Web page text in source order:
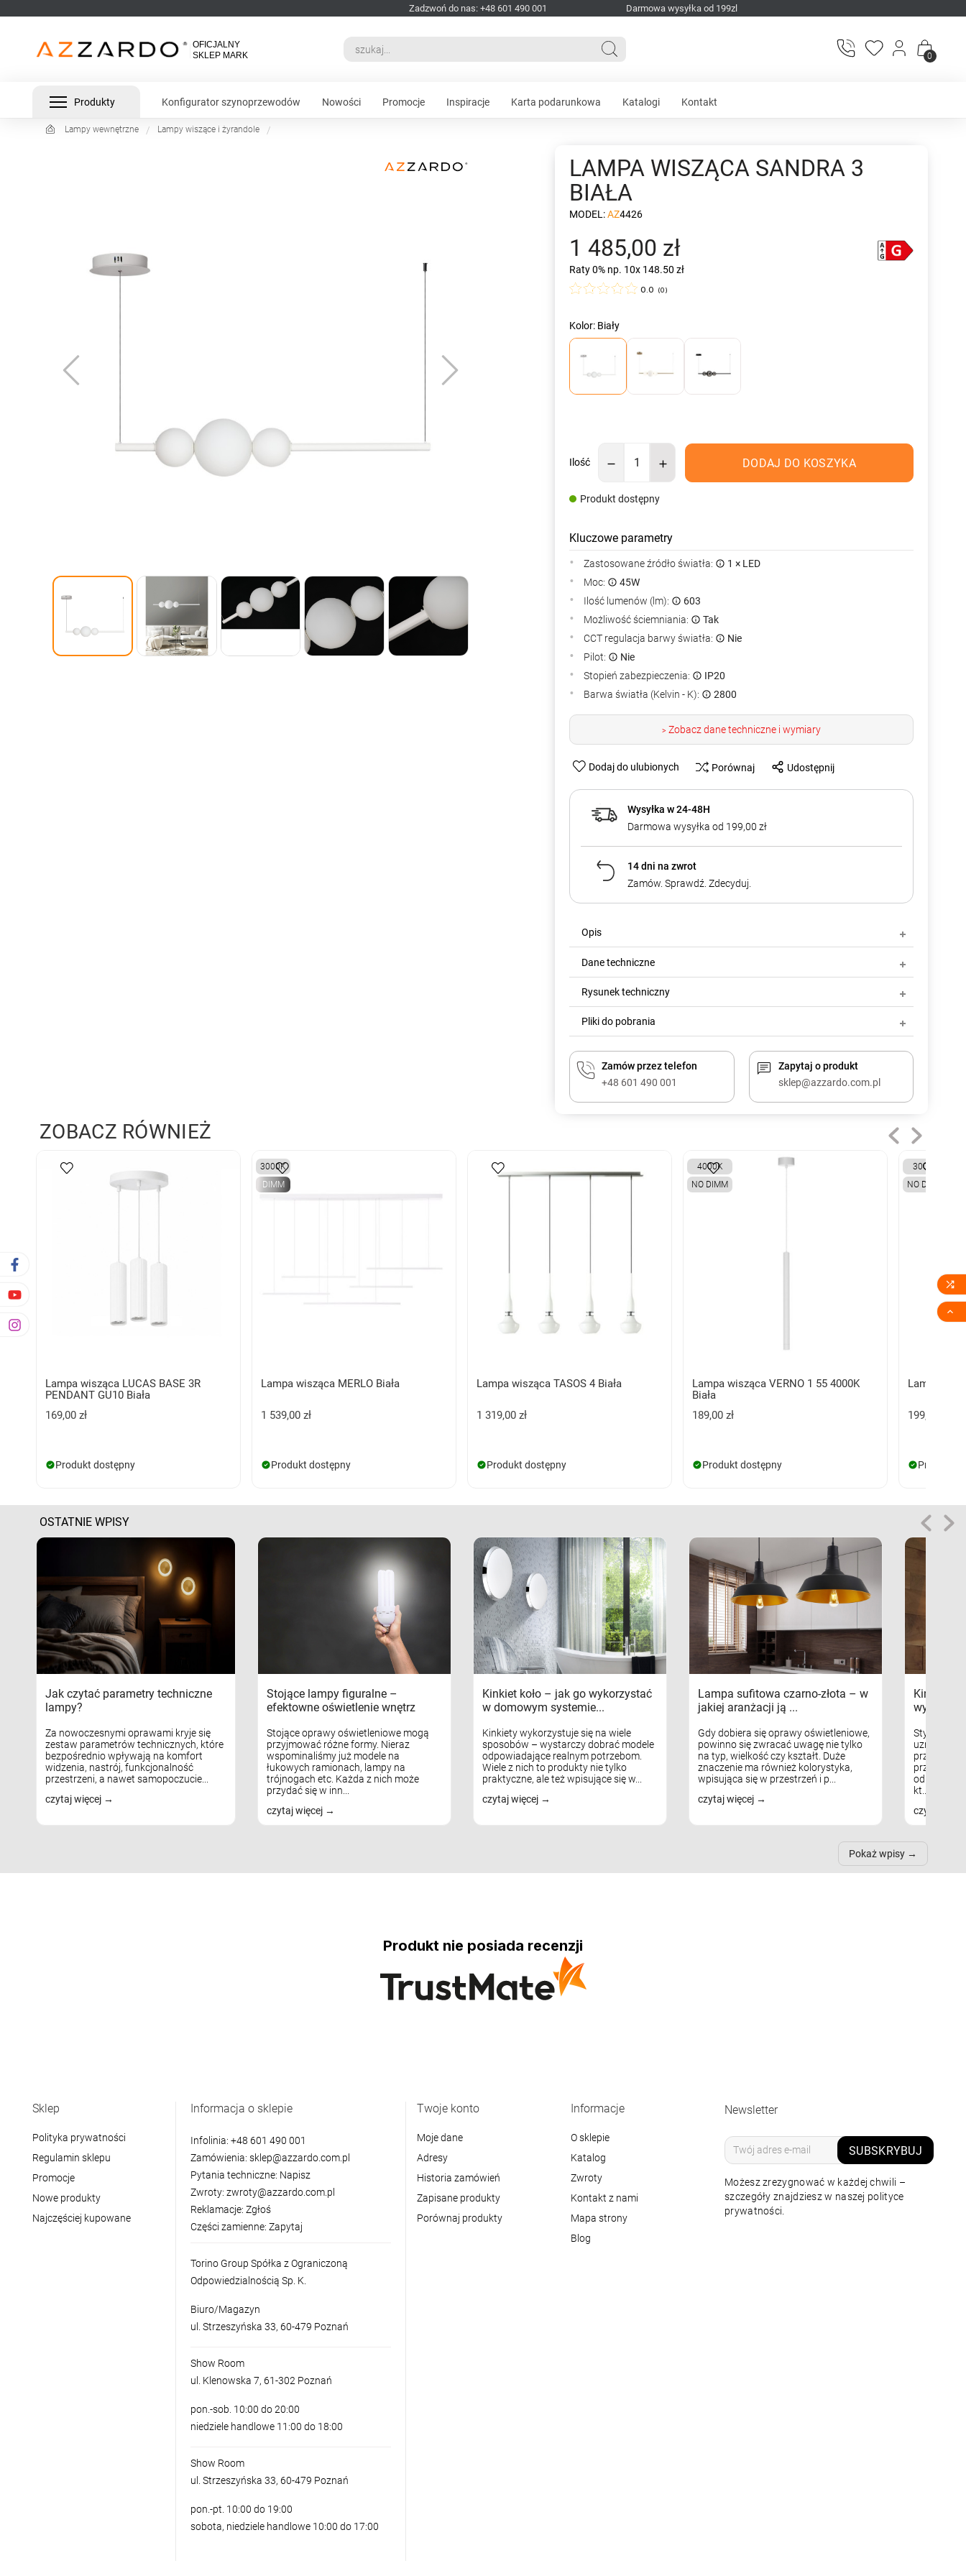
Zadzwoń do nas: +48 601 490 001 Darmowa wysyłka od 199zl
0
Produkty Konfigurator szynoprzewodów Nowości Promocje Inspiracje Karta podarunkowa Katalogi Kontakt
Lampy wewnętrzne Lampy wiszące i żyrandole
LAMPA WISZĄCA SANDRA 3
BIAŁA
MODEL:AZ4426
1 485,00 zł
Raty 0% np. 10x 148.50 zł
0.0 (0)
Kolor: Biały
Ilość DODAJ DO KOSZYKA
Produkt dostępny
Kluczowe parametry
Zastosowane źródło światła:
1 × LED
Moc:
45W
Ilość lumenów (lm):
603
Możliwość ściemniania:
Tak
CCT regulacja barwy światła:
Nie
Pilot:
Nie
Stopień zabezpieczenia:
IP20
Barwa światła (Kelvin - K):
2800
> Zobacz dane techniczne i wymiary
Dodaj do ulubionych Porównaj Udostępnij
Wysyłka w 24-48H
Darmowa wysyłka od 199,00 zł
14 dni na zwrot
Zamów. Sprawdź. Zdecyduj.
Opis
Dane techniczne
Rysunek techniczny
Pliki do pobrania
Zamów przez telefon
+48 601 490 001
Zapytaj o produkt
sklep@azzardo.com.pl
ZOBACZ RÓWNIEŻ
Lampa wisząca LUCAS BASE 3R
PENDANT GU10 Biała
169,00 zł
Produkt dostępny
3000K
DIMM
Lampa wisząca MERLO Biała
1 539,00 zł
Produkt dostępny
Lampa wisząca TASOS 4 Biała
1 319,00 zł
Produkt dostępny
4000K
NO DIMM
Lampa wisząca VERNO 1 55 4000K
Biała
189,00 zł
Produkt dostępny
3000K
NO DIMM
Lampa
199,00 zł
Produkt
OSTATNIE WPISY
Jak czytać parametry techniczne
lampy?
Za nowoczesnymi oprawami kryje się
zestaw parametrów technicznych, które
bezpośrednio wpływają na komfort
widzenia, nastrój, funkcjonalność
przestrzeni, a nawet samopoczucie...
czytaj więcej
Stojące lampy figuralne –
efektowne oświetlenie wnętrz
Stojące oprawy oświetleniowe mogą
przyjmować różne formy. Nieraz
wspominaliśmy już modele na
łukowych ramionach, lampy na
trójnogach etc. Każda z nich może
przydać się w inn...
czytaj więcej
Kinkiet koło – jak go wykorzystać
w domowym systemie...
Kinkiety wykorzystuje się na wiele
sposobów – wystarczy dobrać modele
odpowiadające realnym potrzebom.
Wiele z nich to produkty nie tylko
praktyczne, ale też wpisujące się w...
czytaj więcej
Lampa sufitowa czarno-złota – w
jakiej aranżacji ją ...
Gdy dobiera się oprawy oświetleniowe,
powinno się zwracać uwagę nie tylko
na typ, wielkość czy kształt. Duże
znaczenie ma również kolorystyka,
wpisująca się w przestrzeń i p...
czytaj więcej
Kinkiety
Styl
uznaniem
kt...
czytaj
Pokaż wpisy
Produkt nie posiada recenzji
Sklep
Polityka prywatności
Regulamin sklepu
Promocje
Nowe produkty
Najczęściej kupowane
Informacja o sklepie
Infolinia: +48 601 490 001
Zamówienia: sklep@azzardo.com.pl
Pytania techniczne: Napisz
Zwroty: zwroty@azzardo.com.pl
Reklamacje: Zgłoś
Części zamienne: Zapytaj
Torino Group Spółka z Ograniczoną
Odpowiedzialnością Sp. K.
Biuro/Magazyn
ul. Strzeszyńska 33, 60-479 Poznań
Show Room
ul. Klenowska 7, 61-302 Poznań
pon.-sob. 10:00 do 20:00
niedziele handlowe 11:00 do 18:00
Show Room
ul. Strzeszyńska 33, 60-479 Poznań
pon.-pt. 10:00 do 19:00
sobota, niedziele handlowe 10:00 do 17:00
Twoje konto
Moje dane
Adresy
Historia zamówień
Zapisane produkty
Porównaj produkty
Informacje
O sklepie
Katalog
Zwroty
Kontakt z nami
Mapa strony
Blog
Newsletter
SUBSKRYBUJ
Możesz zrezygnować w każdej chwili –
szczegóły znajdziesz w naszej polityce
prywatności.

